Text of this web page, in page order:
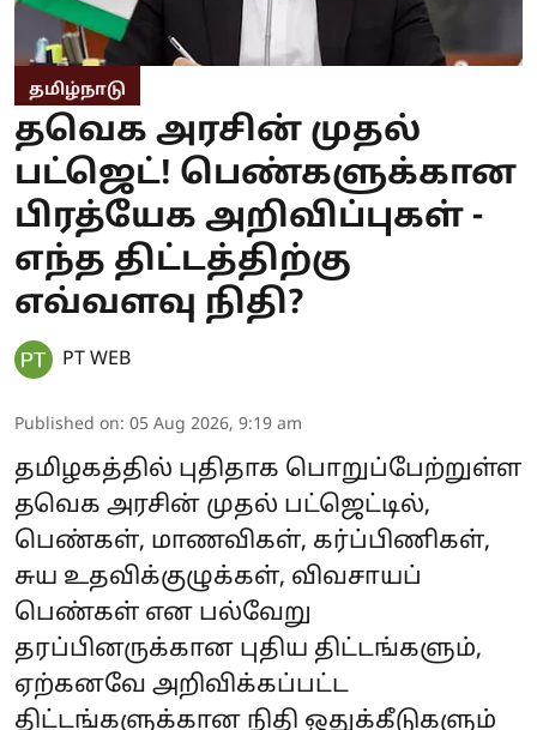
தமிழ்நாடு
தவெக அரசின் முதல்
பட்ஜெட்! பெண்களுக்கான
பிரத்யேக அறிவிப்புகள் -
எந்த திட்டத்திற்கு
எவ்வளவு நிதி?
PT WEB
Published on: 05 Aug 2026, 9:19 am
தமிழகத்தில் புதிதாக பொறுப்பேற்றுள்ள
தவெக அரசின் முதல் பட்ஜெட்டில்,
பெண்கள், மாணவிகள், கர்ப்பிணிகள்,
சுய உதவிக்குழுக்கள், விவசாயப்
பெண்கள் என பல்வேறு
தரப்பினருக்கான புதிய திட்டங்களும்,
ஏற்கனவே அறிவிக்கப்பட்ட
திட்டங்களுக்கான நிதி ஒதுக்கீடுகளும்